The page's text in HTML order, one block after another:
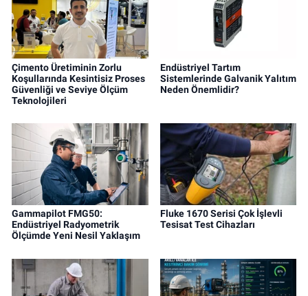
Çimento Üretiminin Zorlu
Koşullarında Kesintisiz Proses
Güvenliği ve Seviye Ölçüm
Teknolojileri
Endüstriyel Tartım
Sistemlerinde Galvanik Yalıtım
Neden Önemlidir?
Gammapilot FMG50:
Endüstriyel Radyometrik
Ölçümde Yeni Nesil Yaklaşım
Fluke 1670 Serisi Çok İşlevli
Tesisat Test Cihazları